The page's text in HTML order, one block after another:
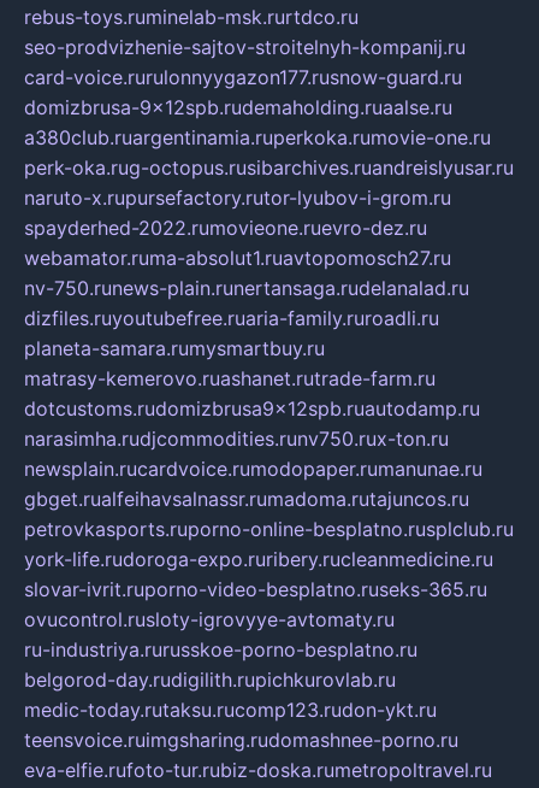
rebus-toys.ruminelab-msk.rurtdco.ru
seo-prodvizhenie-sajtov-stroitelnyh-kompanij.ru
card-voice.rurulonnyygazon177.rusnow-guard.ru
domizbrusa-9x12spb.rudemaholding.ruaalse.ru
a380club.ruargentinamia.ruperkoka.rumovie-one.ru
perk-oka.rug-octopus.rusibarchives.ruandreislyusar.ru
naruto-x.rupursefactory.rutor-lyubov-i-grom.ru
spayderhed-2022.rumovieone.ruevro-dez.ru
webamator.ruma-absolut1.ruavtopomosch27.ru
nv-750.runews-plain.runertansaga.rudelanalad.ru
dizfiles.ruyoutubefree.ruaria-family.ruroadli.ru
planeta-samara.rumysmartbuy.ru
matrasy-kemerovo.ruashanet.rutrade-farm.ru
dotcustoms.rudomizbrusa9x12spb.ruautodamp.ru
narasimha.rudjcommodities.runv750.rux-ton.ru
newsplain.rucardvoice.rumodopaper.rumanunae.ru
gbget.rualfeihavsalnassr.rumadoma.rutajuncos.ru
petrovkasports.ruporno-online-besplatno.rusplclub.ru
york-life.rudoroga-expo.ruribery.rucleanmedicine.ru
slovar-ivrit.ruporno-video-besplatno.ruseks-365.ru
ovucontrol.rusloty-igrovyye-avtomaty.ru
ru-industriya.rurusskoe-porno-besplatno.ru
belgorod-day.rudigilith.rupichkurovlab.ru
medic-today.rutaksu.rucomp123.rudon-ykt.ru
teensvoice.ruimgsharing.rudomashnee-porno.ru
eva-elfie.rufoto-tur.rubiz-doska.rumetropoltravel.ru